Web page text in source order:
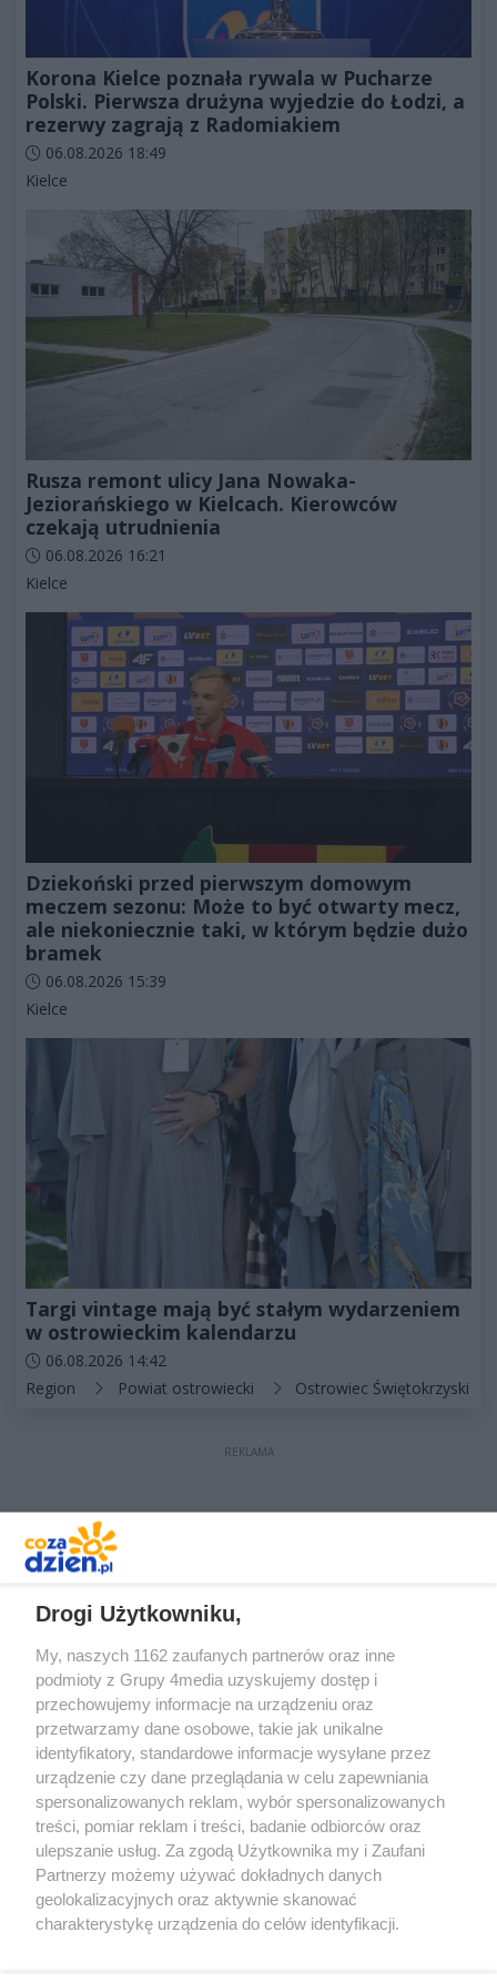
Korona Kielce poznała rywala w Pucharze
Polski. Pierwsza drużyna wyjedzie do Łodzi, a
rezerwy zagrają z Radomiakiem
Data dodania artykułu:
06.08.2026 18:49
Kategorie artykułu:
Kielce
Rusza remont ulicy Jana Nowaka-
Jeziorańskiego w Kielcach. Kierowców
czekają utrudnienia
Data dodania artykułu:
06.08.2026 16:21
Kategorie artykułu:
Kielce
Dziekoński przed pierwszym domowym
meczem sezonu: Może to być otwarty mecz,
ale niekoniecznie taki, w którym będzie dużo
bramek
Data dodania artykułu:
06.08.2026 15:39
Kategorie artykułu:
Kielce
Targi vintage mają być stałym wydarzeniem
w ostrowieckim kalendarzu
Data dodania artykułu:
06.08.2026 14:42
Kategorie artykułu:
Region Powiat ostrowiecki Ostrowiec Świętokrzyski
REKLAMA
Prywatność Reklama Redakcja Praca Kielce
Drogi Użytkowniku,
My, naszych 1162 zaufanych partnerów oraz inne
podmioty z Grupy 4media uzyskujemy dostęp i
przechowujemy informacje na urządzeniu oraz
przetwarzamy dane osobowe, takie jak unikalne
identyfikatory, standardowe informacje wysyłane przez
urządzenie czy dane przeglądania w celu zapewniania
spersonalizowanych reklam, wybór spersonalizowanych
treści, pomiar reklam i treści, badanie odbiorców oraz
ulepszanie usług. Za zgodą Użytkownika my i Zaufani
Partnerzy możemy używać dokładnych danych
geolokalizacyjnych oraz aktywnie skanować
charakterystykę urządzenia do celów identyfikacji.